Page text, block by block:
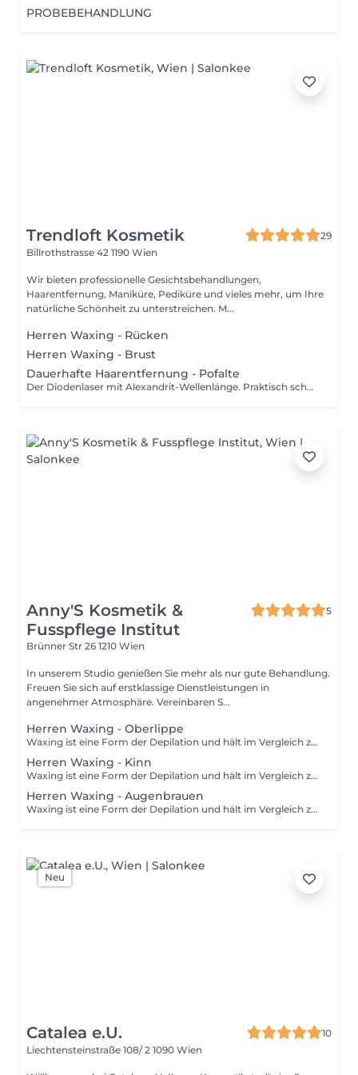
PROBEBEHANDLUNG
Trendloft Kosmetik
29
Billrothstrasse 42 1190 Wien
Wir bieten professionelle Gesichtsbehandlungen,
Haarentfernung, Maniküre, Pediküre und vieles mehr, um Ihre
natürliche Schönheit zu unterstreichen. M...
Herren Waxing - Rücken
Herren Waxing - Brust
Dauerhafte Haarentfernung - Pofalte
Der Diodenlaser mit Alexandrit-Wellenlänge. Praktisch schmerzfrei nachweislich sicher für alle Hauttypen, auch für gebräunte Haut. Als Vorreiter der Branche entwickelt Alma die modernsten Haarentfernungs-Lösungen weltweit. Soprano ICE bietet abermals den neuesten Stand bei Technologie und Behandlungsmethode, indem er die Vorteile der Alexandrit-Wellenlänge mit der stabilen, wartungsarmen Technologie eines Diodenlasers kombiniert. Soprano ICE ist damit die umfassendste und effektivste Lösung zur Laser-Haarentfernung weltweit. Durch die Verbindung mehrerer Laser-Wellenlängen und Technologien können mit dem Soprano ICE Laser alle Patienten und Haartypen das ganze Jahr über behandelt werden schnell, bequem und mit bestmöglichen klinischen Ergebnissen. - Die Komplettlösung zur Haarentfernung mit 755 nm und 810 nm - Sichere, praktisch schmerzfreie Behandlung - Für alle Hauttypen (I-VI), und leicht gebräunte Haut - SHR für schrittweise Erwärmung - SHR Bewegungsmode In-Motion für vollständige Abdeckung - SHR Stacking und Stempelmode für kleine Areale - 10 Jahre klinisch erwiesene Wirksamkeit - 12-Zoll-Farb-Touchscreen, intuitives Menü, einfach zu bedienen - Keine Verbrauchsmittel - NIR-Handstücke anschließbar zur Tiefenerwärmung des Gewebes
Anny'S Kosmetik &
Fusspflege Institut
5
Brünner Str 26 1210 Wien
In unserem Studio genießen Sie mehr als nur gute Behandlung.
Freuen Sie sich auf erstklassige Dienstleistungen in
angenehmer Atmosphäre. Vereinbaren S...
Herren Waxing - Oberlippe
Waxing ist eine Form der Depilation und hält im Vergleich zum Rasieren wesentlich länger an. Mithilfe von Wachs wird das Haar mitsamt der Wurzel aus der Haut entfernt. Um die Behandlung optimal durchzuführen, sollten die Härchen eine Länge von 3-5 mm haben. Damit die Prozedur so schmerzfrei wie möglich ist, sollten deine Haare nicht länger als 1 cm sind.
Herren Waxing - Kinn
Waxing ist eine Form der Depilation und hält im Vergleich zum Rasieren wesentlich länger an. Mithilfe von Wachs wird das Haar mitsamt der Wurzel aus der Haut entfernt. Um die Behandlung optimal durchzuführen, sollten die Härchen eine Länge von 3-5 mm haben. Damit die Prozedur so schmerzfrei wie möglich ist, sollten deine Haare nicht länger als 1 cm sind.
Herren Waxing - Augenbrauen
Waxing ist eine Form der Depilation und hält im Vergleich zum Rasieren wesentlich länger an. Mithilfe von Wachs wird das Haar mitsamt der Wurzel aus der Haut entfernt. Um die Behandlung optimal durchzuführen, sollten die Härchen eine Länge von 3-5 mm haben. Damit die Prozedur so schmerzfrei wie möglich ist, sollten deine Haare nicht länger als 1 cm sind.
Neu
Catalea e.U.
10
Liechtensteinstraße 108/ 2 1090 Wien